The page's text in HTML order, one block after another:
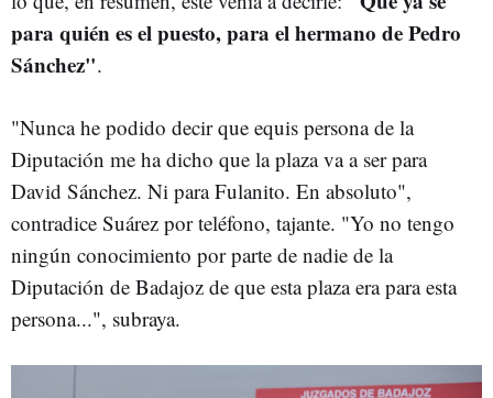
para quién es el puesto, para el hermano de Pedro
Sánchez".
"Nunca he podido decir que equis persona de la
Diputación me ha dicho que la plaza va a ser para
David Sánchez. Ni para Fulanito. En absoluto",
contradice Suárez por teléfono, tajante. "Yo no tengo
ningún conocimiento por parte de nadie de la
Diputación de Badajoz de que esta plaza era para esta
persona...", subraya.